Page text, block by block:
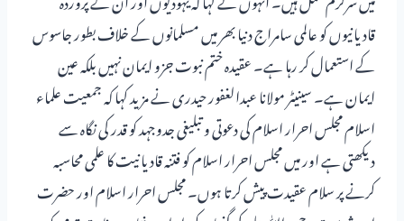
قادیانیوں کو عالمی سامراج دنیا بھر میں مسلمانوں کے خلاف بطور جاسوس
کے استعمال کر رہا ہے۔ عقیدہ ختم نبوت جزو ایمان نہیں بلکہ عین
ایمان ہے۔ سینیٹر مولانا عبدالغفور حیدری نے مزید کہا کہ جمعیت علماء
اسلام مجلس احرار اسلام کی دعوتی و تبلیغی جدوجہد کو قدر کی نگاہ سے
دیکھتی ہے اور میں مجلس احرار اسلام کو فتنہ قادیانیت کا علمی محاسبہ
کرنے پر سلام عقیدت پیش کرتا ہوں۔ مجلس احرار اسلام اور حضرت